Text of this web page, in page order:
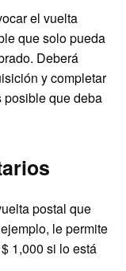
el vuelta
que solo pueda
Deberá
y completar
posible que deba
postal que
le permite
1,000 si lo está